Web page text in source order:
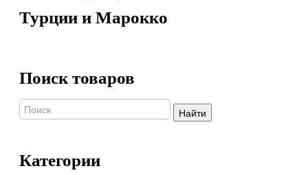
Турции и Марокко
Поиск товаров
Найти
Категории